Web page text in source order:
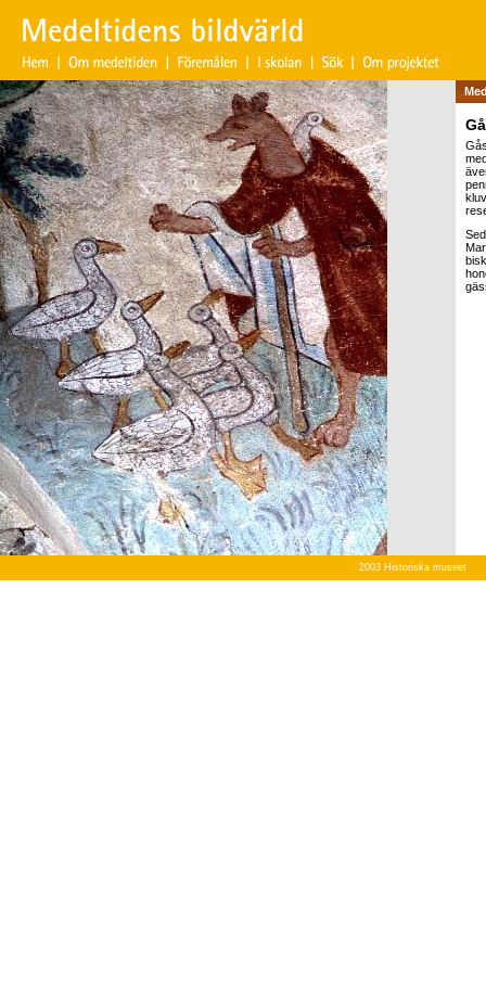
2003 Historiska museet